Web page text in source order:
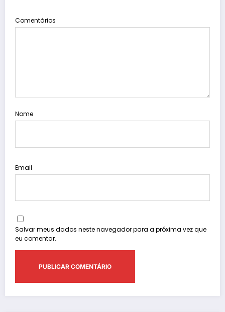
Comentários
Nome
Email
Salvar meus dados neste navegador para a próxima vez que
eu comentar.